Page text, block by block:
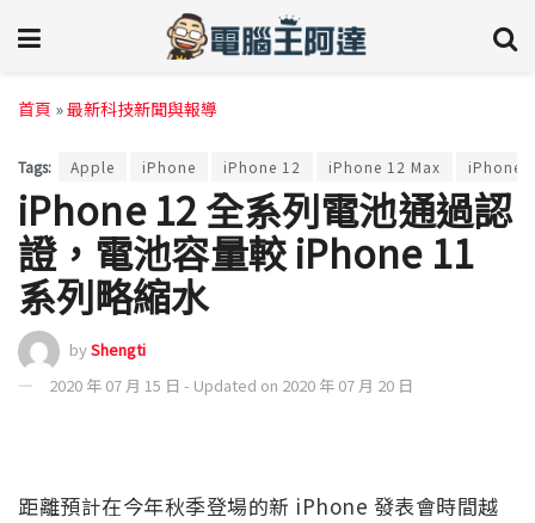
首頁 »最新科技新聞與報導
Tags: Apple iPhone iPhone 12 iPhone 12 Max iPhone
iPhone 12 全系列電池通過認
證，電池容量較 iPhone 11
系列略縮水
byShengti
2020 年 07 月 15 日 - Updated on 2020 年 07 月 20 日
距離預計在今年秋季登場的新 iPhone 發表會時間越